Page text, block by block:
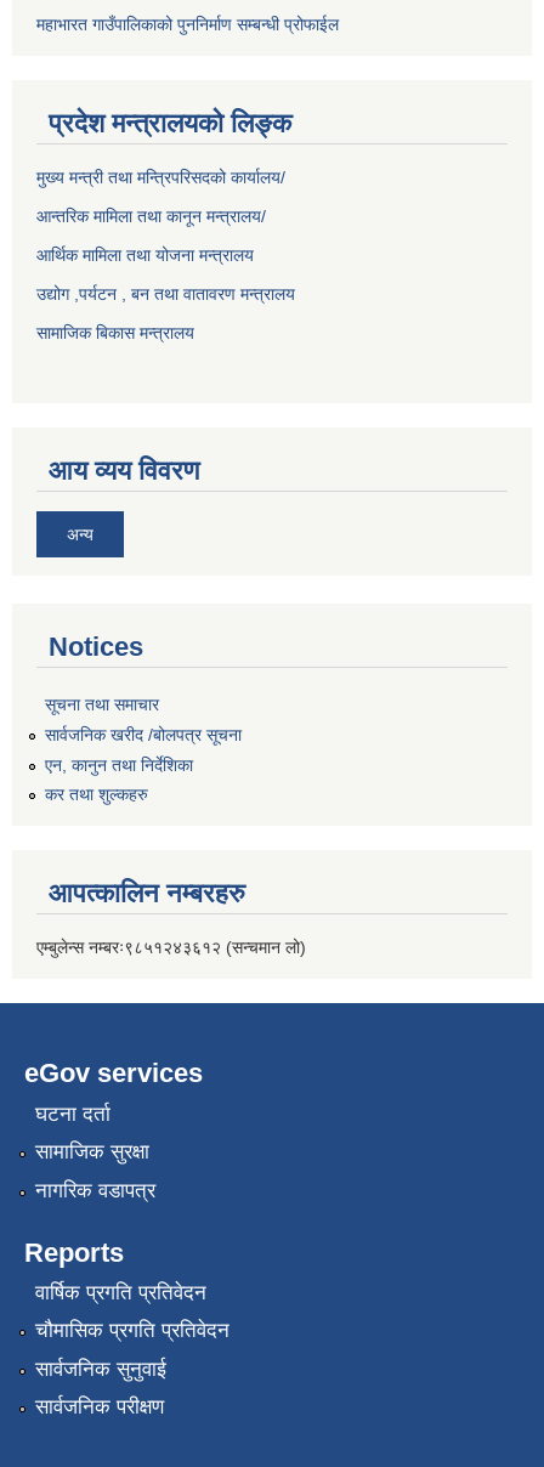
महाभारत गाउँपालिकाको पुननिर्माण सम्बन्धी प्रोफाईल
प्रदेश मन्त्रालयको लिङ्क
मुख्य मन्त्री तथा मन्त्रिपरिसदको कार्यालय/
आन्तरिक मामिला तथा कानून मन्त्रालय/
आर्थिक मामिला तथा योजना मन्त्रालय
उद्योग ,पर्यटन , बन तथा वातावरण मन्त्रालय
सामाजिक बिकास मन्त्रालय
आय व्यय विवरण
अन्य
Notices
सूचना तथा समाचार
सार्वजनिक खरीद /बोलपत्र सूचना
एन, कानुन तथा निर्देशिका
कर तथा शुल्कहरु
आपत्कालिन नम्बरहरु
एम्बुलेन्स नम्बरः९८५१२४३६१२ (सन्चमान लो)
eGov services
घटना दर्ता
सामाजिक सुरक्षा
नागरिक वडापत्र
Reports
वार्षिक प्रगति प्रतिवेदन
चौमासिक प्रगति प्रतिवेदन
सार्वजनिक सुनुवाई
सार्वजनिक परीक्षण